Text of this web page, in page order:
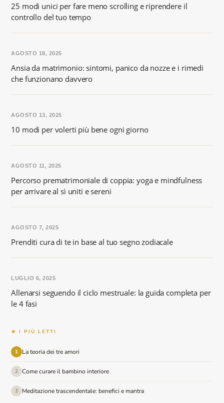
25 modi unici per fare meno scrolling e riprendere il
controllo del tuo tempo
Ansia da matrimonio: sintomi, panico da nozze e i rimedi
che funzionano davvero
AGOSTO 18, 2025
10 modi per volerti più bene ogni giorno
AGOSTO 13, 2025
Percorso prematrimoniale di coppia: yoga e mindfulness
per arrivare al sì uniti e sereni
AGOSTO 11, 2025
Prenditi cura di te in base al tuo segno zodiacale
AGOSTO 7, 2025
Allenarsi seguendo il ciclo mestruale: la guida completa per
le 4 fasi
LUGLIO 6, 2025
★ I PIÙ LETTI
1 La teoria dei tre amori
2 Come curare il bambino interiore
3 Meditazione trascendentale: benefici e mantra